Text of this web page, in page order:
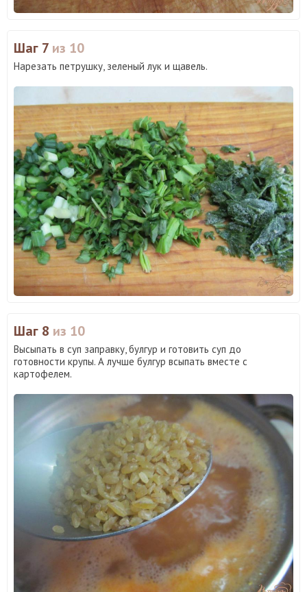
Шаг 7 из 10
Нарезать петрушку, зеленый лук и щавель.
Шаг 8 из 10
Высыпать в суп заправку, булгур и готовить суп до
готовности крупы. А лучше булгур всыпать вместе с
картофелем.